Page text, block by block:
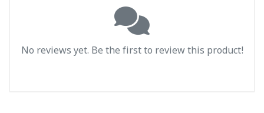
No reviews yet. Be the first to review this product!